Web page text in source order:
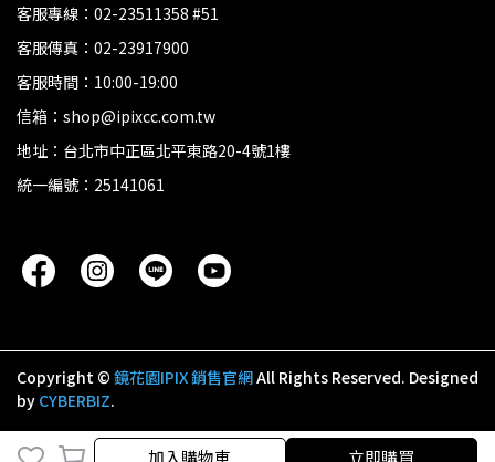
加入購物車 立即購買
客服專線：02-23511358 #51
客服傳真：02-23917900
客服時間：10:00-19:00
信箱：shop@ipixcc.com.tw
地址：台北市中正區北平東路20-4號1樓
統一編號：25141061
Copyright © 鏡花園IPIX 銷售官網All Rights Reserved. Designed
by CYBERBIZ.